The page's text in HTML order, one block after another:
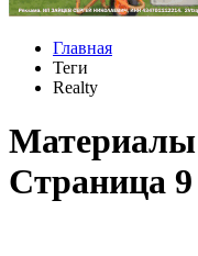
Главная
Теги
Realty
Материалы
Страница 9